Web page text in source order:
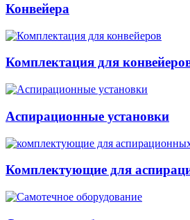
Конвейера
Комплектация для
Аспирационные установки
Комплектующие для